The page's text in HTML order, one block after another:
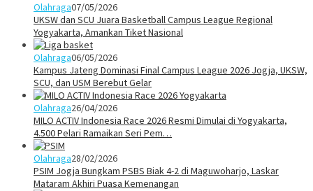
Olahraga07/05/2026
UKSW dan SCU Juara Basketball Campus League Regional
Yogyakarta, Amankan Tiket Nasional
Olahraga06/05/2026
Kampus Jateng Dominasi Final Campus League 2026 Jogja, UKSW,
SCU, dan USM Berebut Gelar
Olahraga26/04/2026
MILO ACTIV Indonesia Race 2026 Resmi Dimulai di Yogyakarta,
4.500 Pelari Ramaikan Seri Pem…
Olahraga28/02/2026
PSIM Jogja Bungkam PSBS Biak 4-2 di Maguwoharjo, Laskar
Mataram Akhiri Puasa Kemenangan